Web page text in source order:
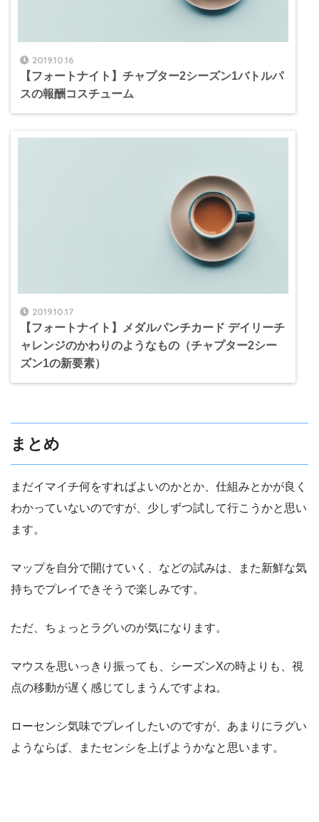
2019.10.16
【フォートナイト】チャプター2シーズン1バトルパ
スの報酬コスチューム
2019.10.17
【フォートナイト】メダルパンチカード デイリーチ
ャレンジのかわりのようなもの（チャプター2シー
ズン1の新要素）
まとめ
まだイマイチ何をすればよいのかとか、仕組みとかが良く
わかっていないのですが、少しずつ試して行こうかと思い
ます。
マップを自分で開けていく、などの試みは、また新鮮な気
持ちでプレイできそうで楽しみです。
ただ、ちょっとラグいのが気になります。
マウスを思いっきり振っても、シーズンXの時よりも、視
点の移動が遅く感じてしまうんですよね。
ローセンシ気味でプレイしたいのですが、あまりにラグい
ようならば、またセンシを上げようかなと思います。